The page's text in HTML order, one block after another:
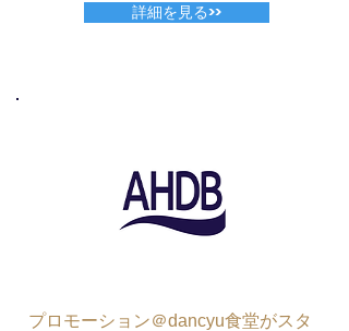
詳細を見る>>
プロモーション＠dancyu食堂がスタ